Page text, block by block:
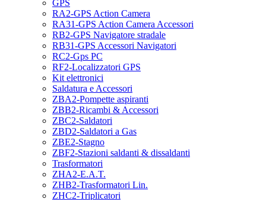
GPS
RA2-GPS Action Camera
RA31-GPS Action Camera Accessori
RB2-GPS Navigatore stradale
RB31-GPS Accessori Navigatori
RC2-Gps PC
RF2-Localizzatori GPS
Kit elettronici
Saldatura e Accessori
ZBA2-Pompette aspiranti
ZBB2-Ricambi & Accessori
ZBC2-Saldatori
ZBD2-Saldatori a Gas
ZBE2-Stagno
ZBF2-Stazioni saldanti & dissaldanti
Trasformatori
ZHA2-E.A.T.
ZHB2-Trasformatori Lin.
ZHC2-Triplicatori